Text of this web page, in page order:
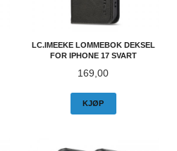
LC.IMEEKE LOMMEBOK DEKSEL
FOR IPHONE 17 SVART
Pris
169,00
KJØP